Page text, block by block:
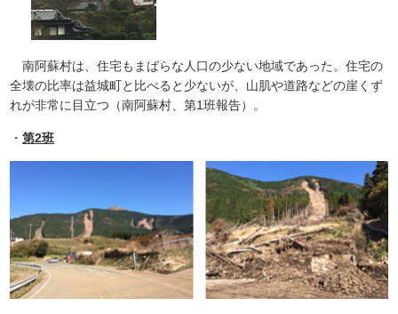
南阿蘇村は、住宅もまばらな人口の少ない地域であった。住宅の
全壊の比率は益城町と比べると少ないが、山肌や道路などの崖くず
れが非常に目立つ（南阿蘇村、第1班報告）。
・第2班